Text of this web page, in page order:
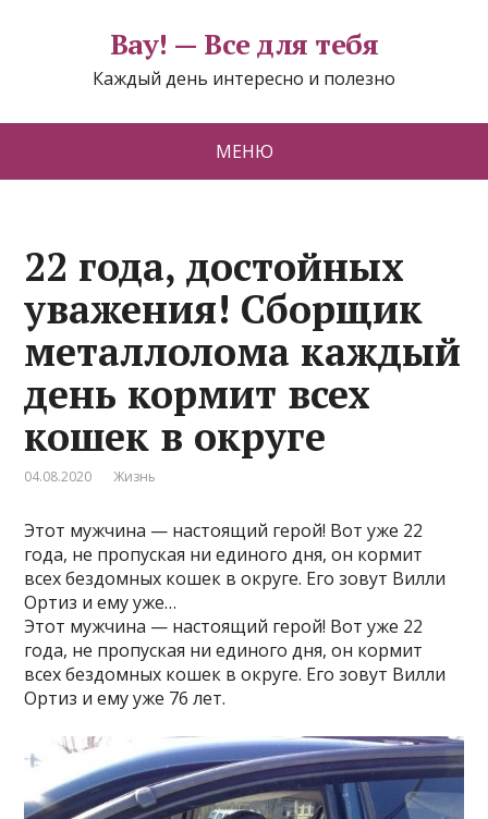
Вау! — Все для тебя
Каждый день интересно и полезно
МЕНЮ
22 года, достойных
уважения! Сборщик
металлолома каждый
день кормит всех
кошек в округе
04.08.2020 Жизнь
Этот мужчина — настоящий герой! Вот уже 22
года, не пропуская ни единого дня, он кормит
всех бездомных кошек в округе. Его зовут Вилли
Ортиз и ему уже…
Этот мужчина — настоящий герой! Вот уже 22
года, не пропуская ни единого дня, он кормит
всех бездомных кошек в округе. Его зовут Вилли
Ортиз и ему уже 76 лет.